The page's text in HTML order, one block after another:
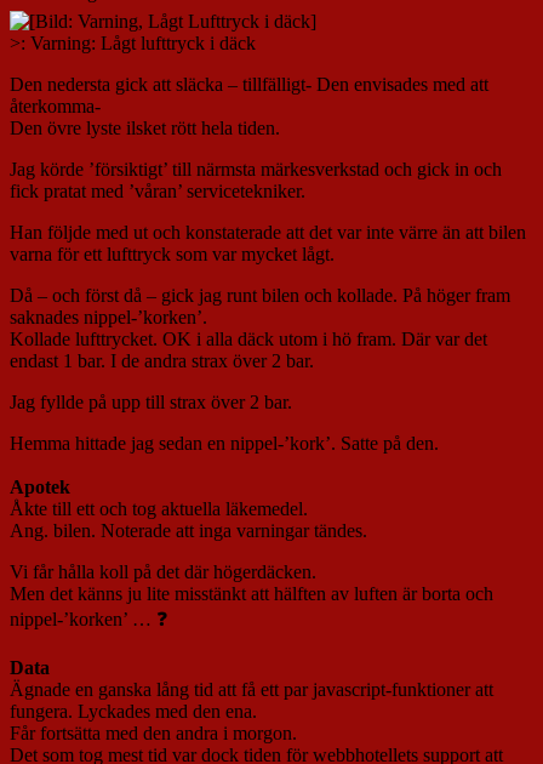
>: Varning: Lågt lufttryck i däck
Den nedersta gick att släcka – tillfälligt- Den envisades med att
återkomma-
Den övre lyste ilsket rött hela tiden.
Jag körde ’försiktigt’ till närmsta märkesverkstad och gick in och
fick pratat med ’våran’ servicetekniker.
Han följde med ut och konstaterade att det var inte värre än att bilen
varna för ett lufttryck som var mycket lågt.
Då – och först då – gick jag runt bilen och kollade. På höger fram
saknades nippel-’korken’.
Kollade lufttrycket. OK i alla däck utom i hö fram. Där var det
endast 1 bar. I de andra strax över 2 bar.
Jag fyllde på upp till strax över 2 bar.
Hemma hittade jag sedan en nippel-’kork’. Satte på den.
Apotek
Åkte till ett och tog aktuella läkemedel.
Ang. bilen. Noterade att inga varningar tändes.
Vi får hålla koll på det där högerdäcken.
Men det känns ju lite misstänkt att hälften av luften är borta och
nippel-’korken’ … ❓
Data
Ägnade en ganska lång tid att få ett par javascript-funktioner att
fungera. Lyckades med den ena.
Får fortsätta med den andra i morgon.
Det som tog mest tid var dock tiden för webbhotellets support att